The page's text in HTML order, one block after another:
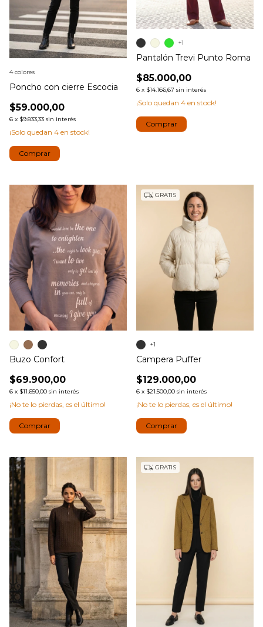
Poncho con cierre Escocia
$59.000,00
6 x $9.833,33 sin interés
¡Solo quedan 4 en stock!
4 colores
Comprar
Pantalón Trevi Punto Roma
$85.000,00
6 x $14.166,67 sin interés
¡Solo quedan 4 en stock!
+1
Comprar
Buzo Confort
$69.900,00
6 x $11.650,00 sin interés
¡No te lo pierdas, es el último!
Comprar
GRATIS
Campera Puffer
$129.000,00
6 x $21.500,00 sin interés
¡No te lo pierdas, es el último!
+1
Comprar
GRATIS